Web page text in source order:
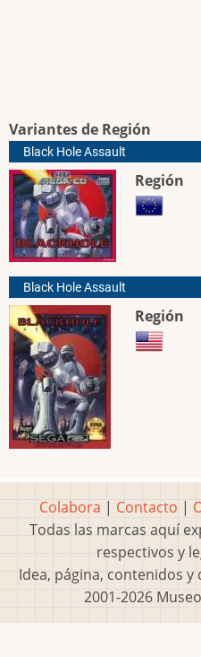
Variantes de Región
Black Hole Assault
Región
Black Hole Assault
Región
Colabora | Contacto |
Todas las marcas aquí
respectivos y
Idea, página, contenidos
2001-2026